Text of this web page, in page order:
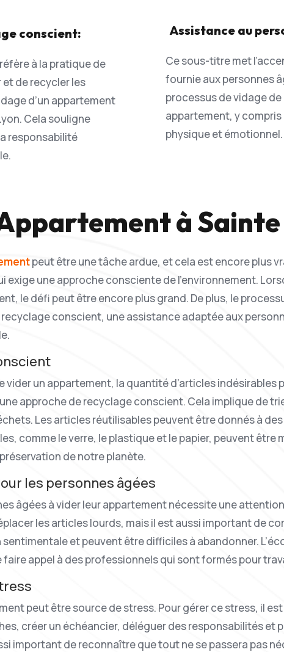
conscient:
à la pratique de
de recycler les
d’un appartement
Cela souligne
responsabilité
Assistance au
Ce sous-titre met
fournie aux personnes
processus de vidage de
appartement, y compris
physique et émotionnel.
à Sainte
peut être une tâche ardue, et cela est encore plus
exige une approche consciente de l’environnement.
le défi peut être encore plus grand. De plus, le
recyclage conscient, une assistance adaptée aux
vider un appartement, la quantité d’articles
approche de recyclage conscient. Cela implique de
Les articles réutilisables peuvent être donnés à
comme le verre, le plastique et le papier, peuvent
de notre planète.
les personnes âgées
âgées à vider leur appartement nécessite une
les articles lourds, mais il est aussi important de
et peuvent être difficiles à abandonner.
appel à des professionnels qui sont formés pour
peut être source de stress. Pour gérer ce stress, il
créer un échéancier, déléguer des responsabilités et
important de reconnaître que tout ne se passera pas